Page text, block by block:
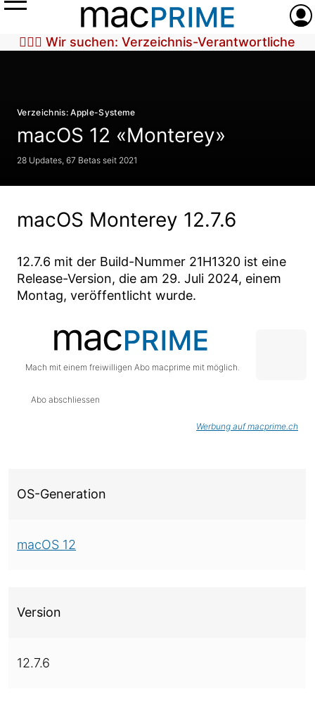
Menü
🕵🏼‍♀️ Wir suchen: Verzeichnis-Verantwortliche
Verzeichnis: Apple-Systeme
macOS 12 «Monterey»
28 Updates, 67 Betas seit 2021
macOS Monterey 12.7.6
12.7.6 mit der Build-Nummer 21H1320 ist eine
Release-Version, die am 29. Juli 2024, einem
Montag, veröffentlicht wurde.
Mach mit einem freiwilligen Abo macprime mit möglich.
Abo abschliessen
Werbung auf macprime.ch
OS-Generation
macOS 12
Version
12.7.6